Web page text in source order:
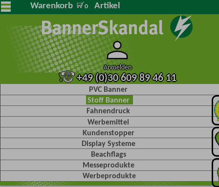
Warenkorb 0 Artikel
Anmelden
+49 (0)30 609 89 46 11
PVC Banner
Stoff Banner
Fahnendruck
Werbemittel
Kundenstopper
Display Systeme
Beachflags
Messeprodukte
Werbeprodukte